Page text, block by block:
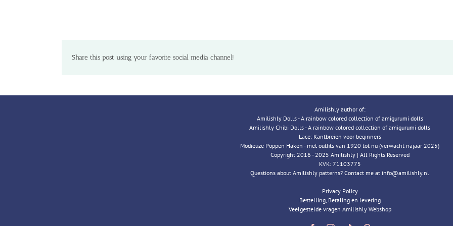
Share this post using your favorite social media channel!
Amilishly author of:
Amilishly Dolls - A rainbow colored collection of amigurumi dolls
Amilishly Chibi Dolls - A rainbow colored collection of amigurumi dolls
Lace: Kantbreien voor beginners
Modieuze Poppen Haken - met outfits van 1920 tot nu (verwacht najaar 2025)
Copyright 2016 - 2025 Amilishly | All Rights Reserved
KVK: 71103775
Questions about Amilishly patterns? Contact me at info@amilishly.nl
Privacy Policy
Bestelling, Betaling en levering
Veelgestelde vragen Amilishly Webshop